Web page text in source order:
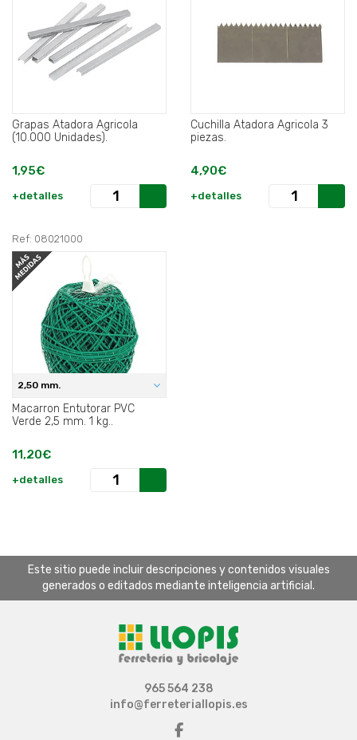
Grapas Atadora Agricola
(10.000 Unidades).
1,95€
+detalles
Cuchilla Atadora Agricola 3
piezas.
4,90€
+detalles
Ref: 08021000
2,50 mm.
Macarron Entutorar PVC
Verde 2,5 mm. 1 kg..
11,20€
+detalles
Este sitio puede incluir descripciones y contenidos visuales
generados o editados mediante inteligencia artificial.
965 564 238
info@ferreteriallopis.es